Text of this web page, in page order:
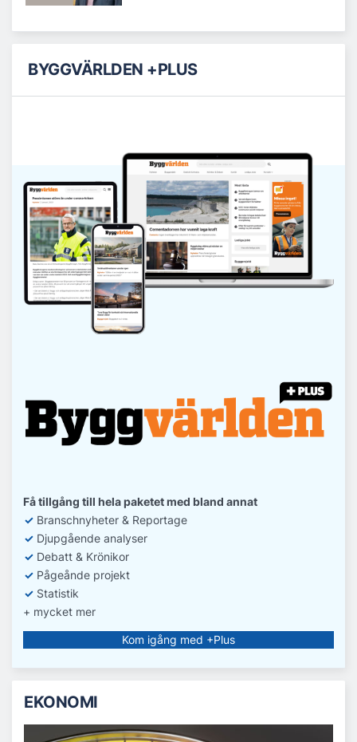
BYGGVÄRLDEN +PLUS
Få tillgång till hela paketet med bland annat
✓ Branschnyheter & Reportage
✓ Djupgående analyser
✓ Debatt & Krönikor
✓ Pågeånde projekt
✓ Statistik
+ mycket mer
Kom igång med +Plus
EKONOMI